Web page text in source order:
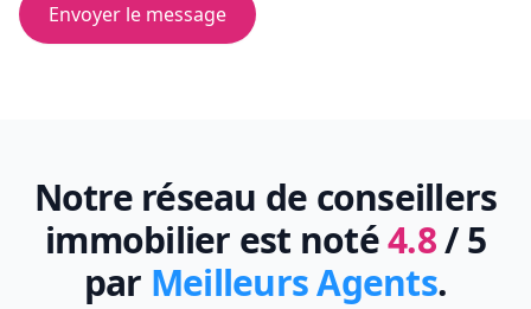
Envoyer le message
Notre réseau de conseillers
immobilier est noté4.8/ 5
par Meilleurs Agents.